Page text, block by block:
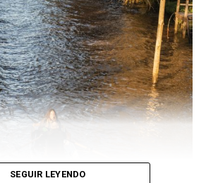
SEGUIR LEYENDO